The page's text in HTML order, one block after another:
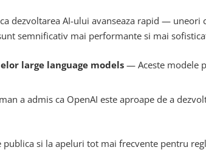
dezvoltarea AI-ului avanseaza rapid —
semnificativ mai performante si mai
large language models— Aceste modele
a admis ca OpenAI este aproape de a
publica si la apeluri tot mai frecvente pentru